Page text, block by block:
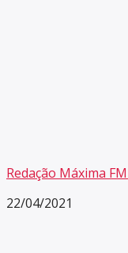
Redação Máxima
22/04/2021